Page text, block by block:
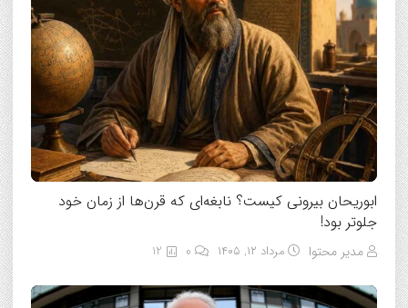
ابوریحان بیرونی کیست؟ نابغه‌ای که قرن‌ها از زمان خود
جلوتر بود!
مدیر محتوا مرداد ۱۲, ۱۴۰۵ 12